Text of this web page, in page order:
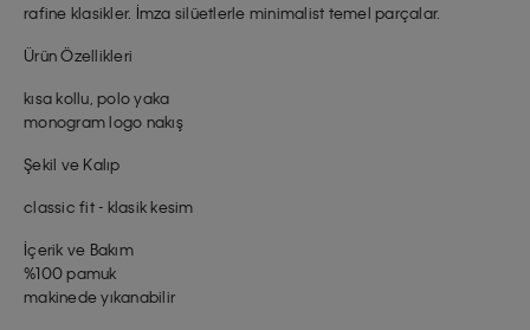
rafine klasikler. İmza silüetlerle minimalist temel parçalar.
Ürün Özellikleri
kısa kollu, polo yaka
monogram logo nakış
Şekil ve Kalıp
classic fit - klasik kesim
İçerik ve Bakım
%100 pamuk
makinede yıkanabilir